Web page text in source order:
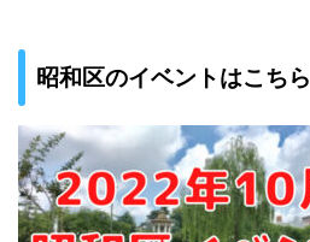
昭和区のイベントはこちら